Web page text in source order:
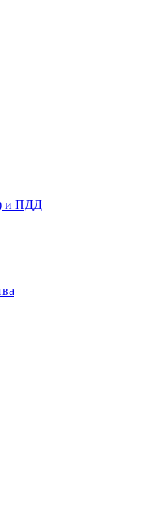
и ПДД